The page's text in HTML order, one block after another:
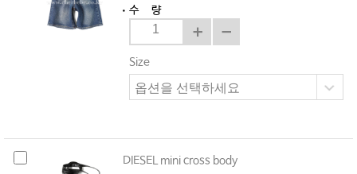
수 량
Size
DIESEL mini cross body